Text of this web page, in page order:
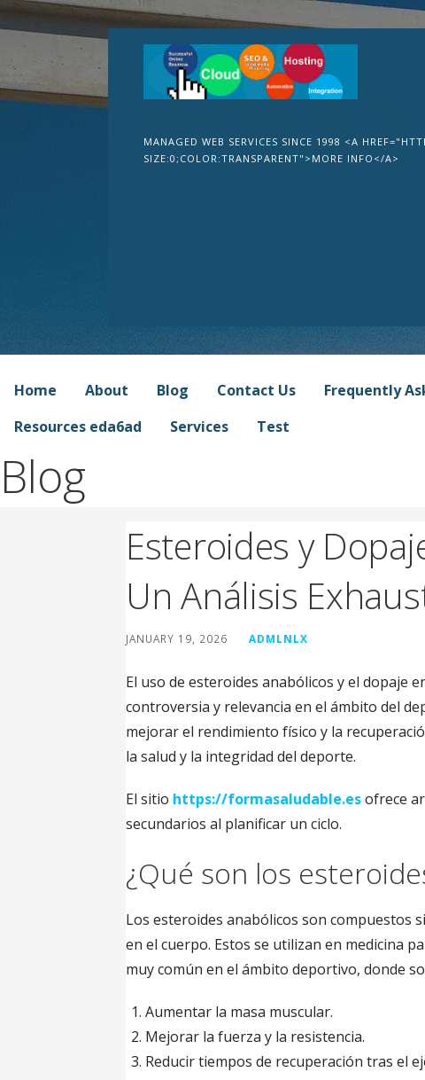
to
MANAGED WEB SERVICES SINCE 1998 <A
SIZE:0;COLOR:TRANSPARENT">MORE INFO</A>
Home About Blog Contact Us Frequently
Resources eda6ad
Services Test
Blog
Esteroides y
Un Análisis
JANUARY 19, 2026 ADMLNLX
El uso de esteroides anabólicos y el dopaje
controversia y relevancia en el ámbito del
mejorar el rendimiento físico y la
la salud y la integridad del deporte.
El sitio https://formasaludable.esofrece
secundarios al planificar un ciclo.
¿Qué son los
Los esteroides anabólicos son compuestos
en el cuerpo. Estos se utilizan en medicina
muy común en el ámbito deportivo, donde
Aumentar la masa muscular.
Mejorar la fuerza y la resistencia.
Reducir tiempos de recuperación tras el